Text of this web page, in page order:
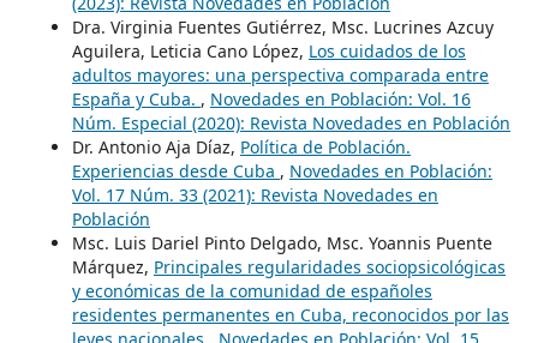
Dra. Virginia Fuentes Gutiérrez, Msc. Lucrines Azcuy
Aguilera, Leticia Cano López, Los cuidados de los
adultos mayores: una perspectiva comparada entre
España y Cuba. , Novedades en Población: Vol. 16
Núm. Especial (2020): Revista Novedades en Población
Dr. Antonio Aja Díaz, Política de Población.
Experiencias desde Cuba , Novedades en Población:
Vol. 17 Núm. 33 (2021): Revista Novedades en
Población
Msc. Luis Dariel Pinto Delgado, Msc. Yoannis Puente
Márquez, Principales regularidades sociopsicológicas
y económicas de la comunidad de españoles
residentes permanentes en Cuba, reconocidos por las